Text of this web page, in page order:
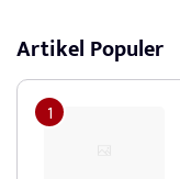
Artikel Populer